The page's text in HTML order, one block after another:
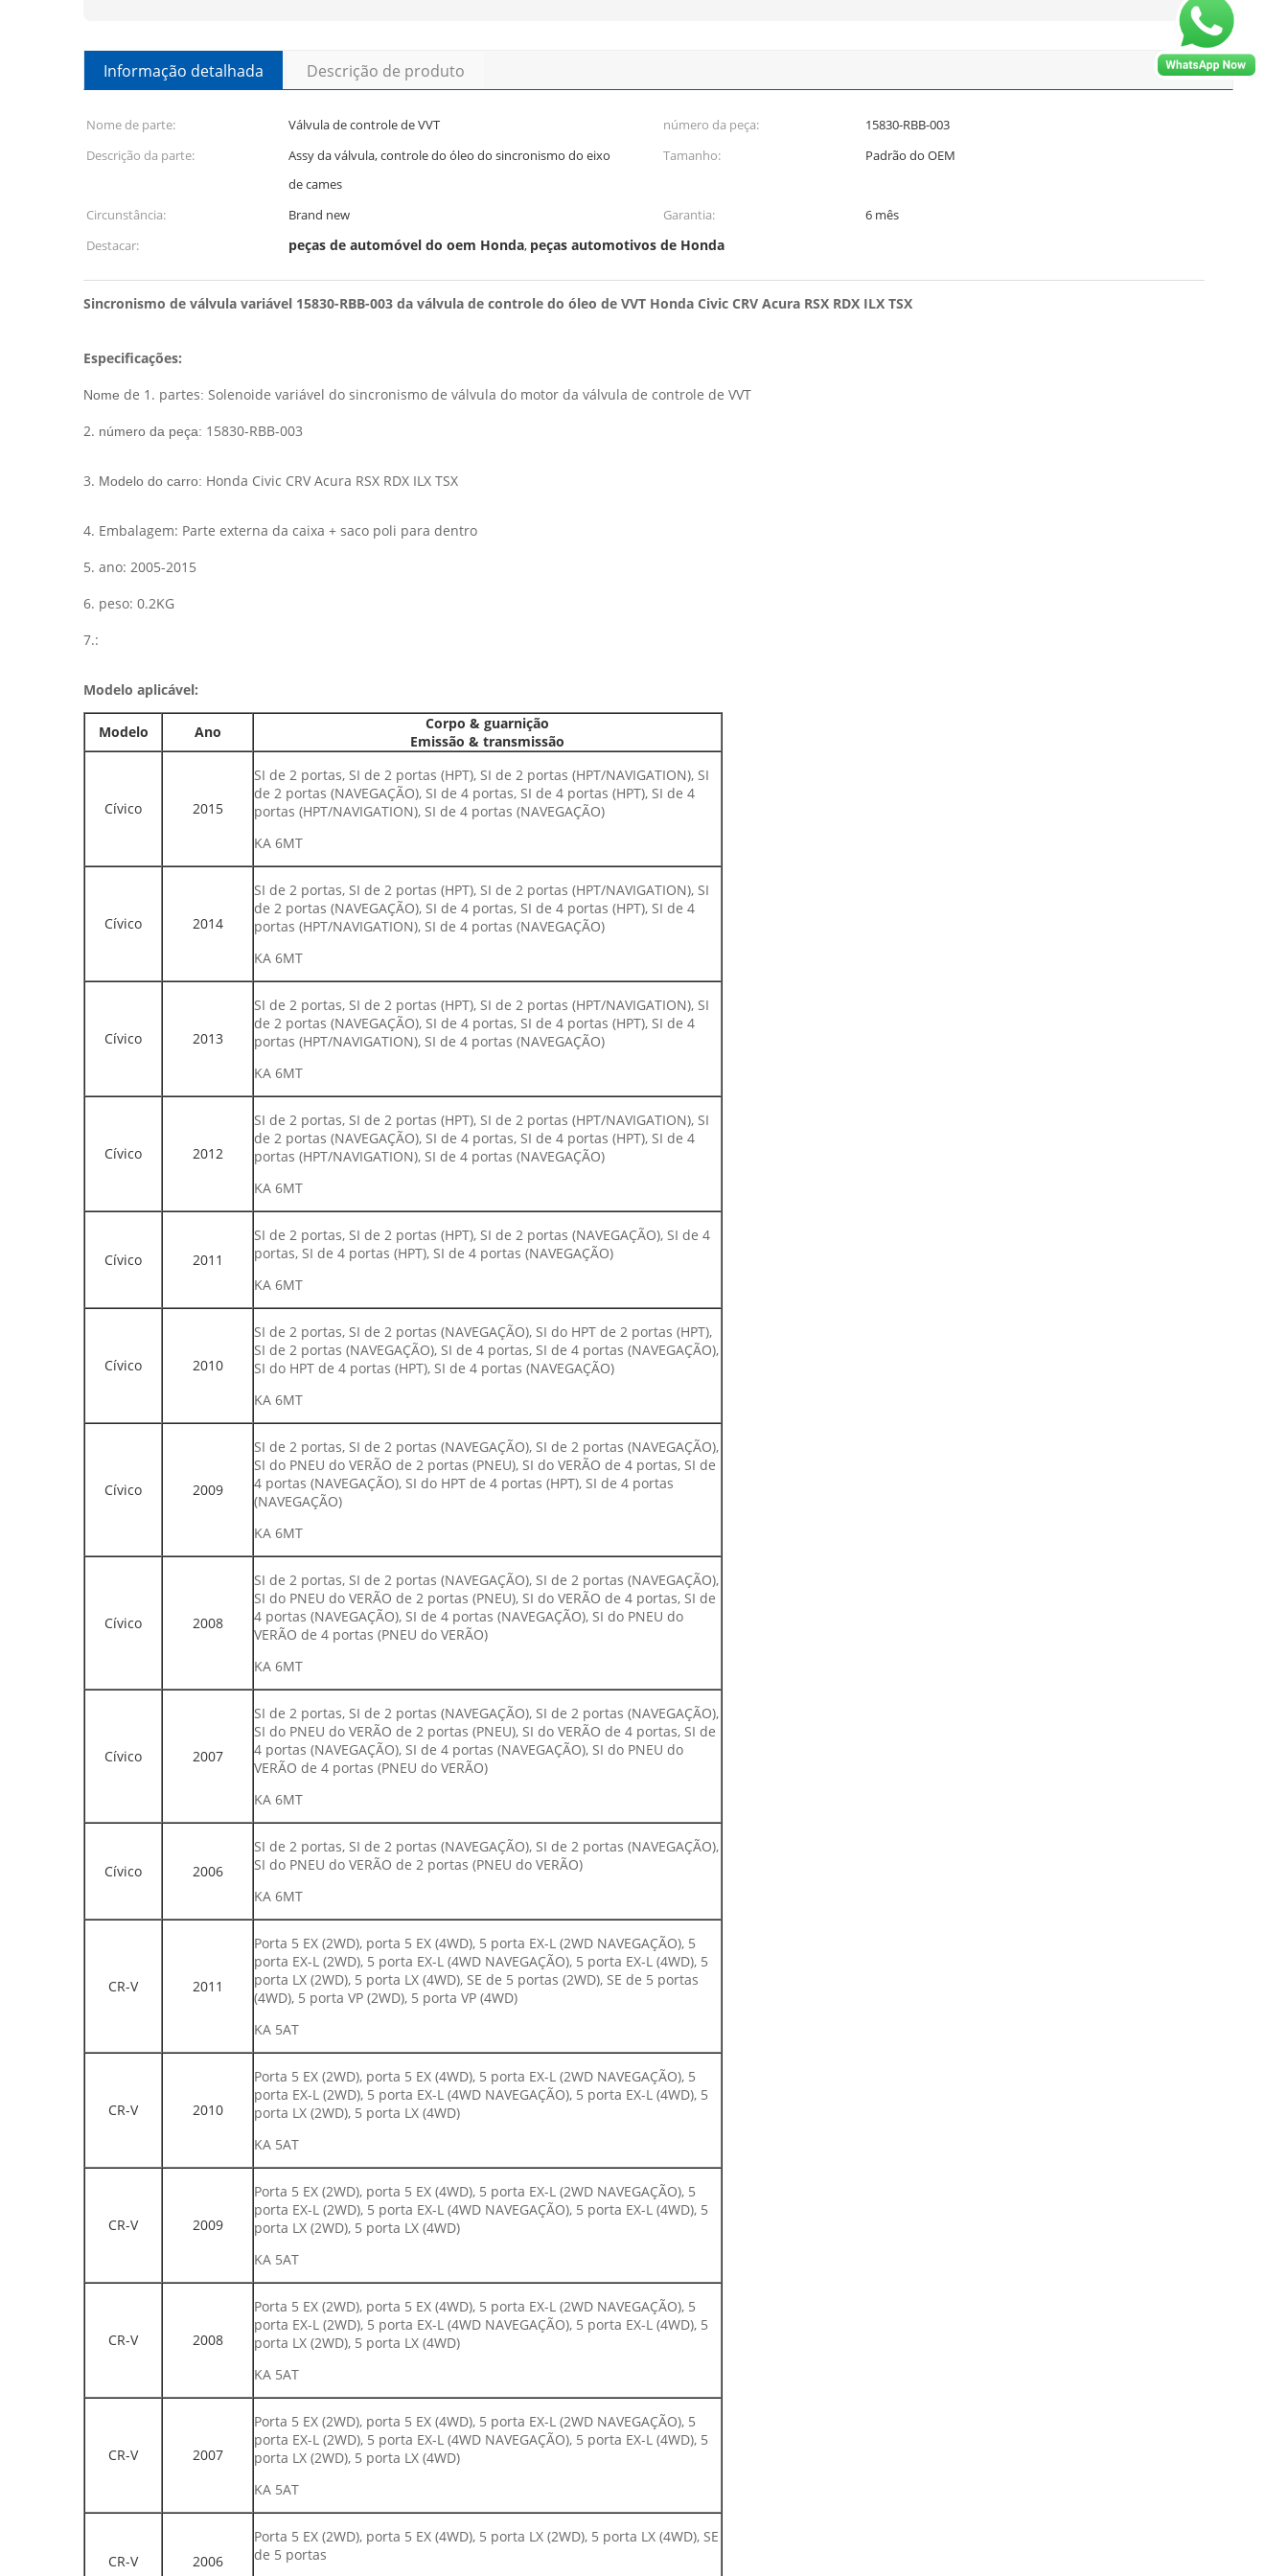
Informação detalhada Descrição de produto
Nome de parte: Válvula de controle de VVT número da peça:
15830-RBB-003
Descrição da parte:
Assy da válvula, controle do óleo do sincronismo do eixo
de cames
Tamanho: Padrão do OEM
Circunstância: Brand new Garantia:
6 mês
Destacar:
peças de automóvel do oem Honda, peças automotivos de Honda
Sincronismo de válvula variável 15830-RBB-003 da válvula de controle do óleo de VVT Honda Civic CRV Acura RSX RDX ILX TSX
Especificações:
Nome de 1. partes: Solenoide variável do sincronismo de válvula do motor da válvula de controle de VVT
2. número da peça: 15830-RBB-003
3. Modelo do carro: Honda Civic CRV Acura RSX RDX ILX TSX
4. Embalagem: Parte externa da caixa + saco poli para dentro
5. ano: 2005-2015
6. peso: 0.2KG
7.:
Modelo aplicável:
Modelo Ano
Corpo & guarnição
Emissão & transmissão
Cívico 2015
SI de 2 portas, SI de 2 portas (HPT), SI de 2 portas (HPT/NAVIGATION), SI
de 2 portas (NAVEGAÇÃO), SI de 4 portas, SI de 4 portas (HPT), SI de 4
portas (HPT/NAVIGATION), SI de 4 portas (NAVEGAÇÃO)
KA 6MT
Cívico 2014
SI de 2 portas, SI de 2 portas (HPT), SI de 2 portas (HPT/NAVIGATION), SI
de 2 portas (NAVEGAÇÃO), SI de 4 portas, SI de 4 portas (HPT), SI de 4
portas (HPT/NAVIGATION), SI de 4 portas (NAVEGAÇÃO)
KA 6MT
Cívico 2013
SI de 2 portas, SI de 2 portas (HPT), SI de 2 portas (HPT/NAVIGATION), SI
de 2 portas (NAVEGAÇÃO), SI de 4 portas, SI de 4 portas (HPT), SI de 4
portas (HPT/NAVIGATION), SI de 4 portas (NAVEGAÇÃO)
KA 6MT
Cívico 2012
SI de 2 portas, SI de 2 portas (HPT), SI de 2 portas (HPT/NAVIGATION), SI
de 2 portas (NAVEGAÇÃO), SI de 4 portas, SI de 4 portas (HPT), SI de 4
portas (HPT/NAVIGATION), SI de 4 portas (NAVEGAÇÃO)
KA 6MT
Cívico 2011
SI de 2 portas, SI de 2 portas (HPT), SI de 2 portas (NAVEGAÇÃO), SI de 4
portas, SI de 4 portas (HPT), SI de 4 portas (NAVEGAÇÃO)
KA 6MT
Cívico 2010
SI de 2 portas, SI de 2 portas (NAVEGAÇÃO), SI do HPT de 2 portas (HPT),
SI de 2 portas (NAVEGAÇÃO), SI de 4 portas, SI de 4 portas (NAVEGAÇÃO),
SI do HPT de 4 portas (HPT), SI de 4 portas (NAVEGAÇÃO)
KA 6MT
Cívico 2009
SI de 2 portas, SI de 2 portas (NAVEGAÇÃO), SI de 2 portas (NAVEGAÇÃO),
SI do PNEU do VERÃO de 2 portas (PNEU), SI do VERÃO de 4 portas, SI de
4 portas (NAVEGAÇÃO), SI do HPT de 4 portas (HPT), SI de 4 portas
(NAVEGAÇÃO)
KA 6MT
Cívico 2008
SI de 2 portas, SI de 2 portas (NAVEGAÇÃO), SI de 2 portas (NAVEGAÇÃO),
SI do PNEU do VERÃO de 2 portas (PNEU), SI do VERÃO de 4 portas, SI de
4 portas (NAVEGAÇÃO), SI de 4 portas (NAVEGAÇÃO), SI do PNEU do
VERÃO de 4 portas (PNEU do VERÃO)
KA 6MT
Cívico 2007
SI de 2 portas, SI de 2 portas (NAVEGAÇÃO), SI de 2 portas (NAVEGAÇÃO),
SI do PNEU do VERÃO de 2 portas (PNEU), SI do VERÃO de 4 portas, SI de
4 portas (NAVEGAÇÃO), SI de 4 portas (NAVEGAÇÃO), SI do PNEU do
VERÃO de 4 portas (PNEU do VERÃO)
KA 6MT
Cívico 2006
SI de 2 portas, SI de 2 portas (NAVEGAÇÃO), SI de 2 portas (NAVEGAÇÃO),
SI do PNEU do VERÃO de 2 portas (PNEU do VERÃO)
KA 6MT
CR-V 2011
Porta 5 EX (2WD), porta 5 EX (4WD), 5 porta EX-L (2WD NAVEGAÇÃO), 5
porta EX-L (2WD), 5 porta EX-L (4WD NAVEGAÇÃO), 5 porta EX-L (4WD), 5
porta LX (2WD), 5 porta LX (4WD), SE de 5 portas (2WD), SE de 5 portas
(4WD), 5 porta VP (2WD), 5 porta VP (4WD)
KA 5AT
CR-V 2010
Porta 5 EX (2WD), porta 5 EX (4WD), 5 porta EX-L (2WD NAVEGAÇÃO), 5
porta EX-L (2WD), 5 porta EX-L (4WD NAVEGAÇÃO), 5 porta EX-L (4WD), 5
porta LX (2WD), 5 porta LX (4WD)
KA 5AT
CR-V 2009
Porta 5 EX (2WD), porta 5 EX (4WD), 5 porta EX-L (2WD NAVEGAÇÃO), 5
porta EX-L (2WD), 5 porta EX-L (4WD NAVEGAÇÃO), 5 porta EX-L (4WD), 5
porta LX (2WD), 5 porta LX (4WD)
KA 5AT
CR-V 2008
Porta 5 EX (2WD), porta 5 EX (4WD), 5 porta EX-L (2WD NAVEGAÇÃO), 5
porta EX-L (2WD), 5 porta EX-L (4WD NAVEGAÇÃO), 5 porta EX-L (4WD), 5
porta LX (2WD), 5 porta LX (4WD)
KA 5AT
CR-V 2007
Porta 5 EX (2WD), porta 5 EX (4WD), 5 porta EX-L (2WD NAVEGAÇÃO), 5
porta EX-L (2WD), 5 porta EX-L (4WD NAVEGAÇÃO), 5 porta EX-L (4WD), 5
porta LX (2WD), 5 porta LX (4WD)
KA 5AT
CR-V 2006
Porta 5 EX (2WD), porta 5 EX (4WD), 5 porta LX (2WD), 5 porta LX (4WD), SE
de 5 portas